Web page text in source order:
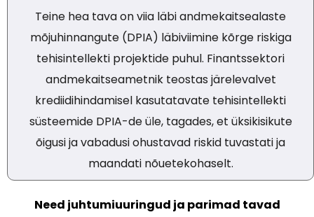
Teine hea tava on viia läbi andmekaitsealaste
mõjuhinnangute (DPIA) läbiviimine kõrge riskiga
tehisintellekti projektide puhul. Finantssektori
andmekaitseametnik teostas järelevalvet
krediidihindamisel kasutatavate tehisintellekti
süsteemide DPIA-de üle, tagades, et üksikisikute
õigusi ja vabadusi ohustavad riskid tuvastati ja
maandati nõuetekohaselt.
Need juhtumiuuringud ja parimad tavad